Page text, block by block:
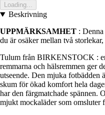
Loading...
Beskrivning
UPPMÄRKSAMHET :
du är osäker mellan två
Tulum från BIRKENSTOCK :
remmarna och hälsremmen ger
utseende. Den mjuka fotbädden
skum för ökad komfort hela
har den färgmatchade spännen.
mjukt mockaläder som omsluter